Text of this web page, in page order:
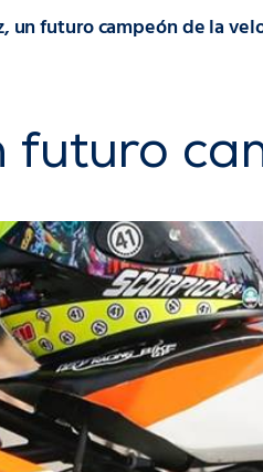
un futuro campeón de la
futuro